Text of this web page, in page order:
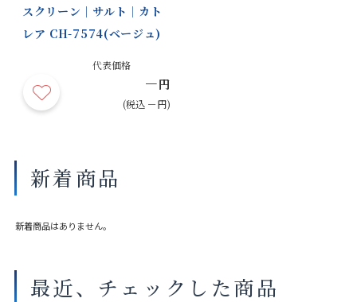
スクリーン｜サルト｜カト
レア CH-7574(ベージュ)
代表価格
－円
(税込 －円)
新着商品
新着商品はありません。
最近、チェックした商品